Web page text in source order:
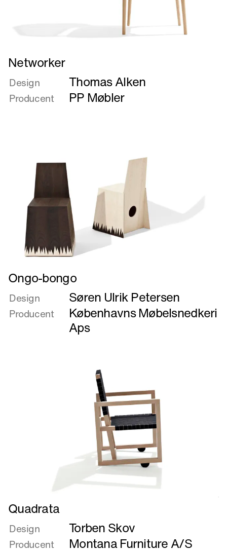
Læs
mere
om
Networker
Networker
Design Thomas Alken
Producent PP Møbler
Læs
mere
om
Ongo-
bongo
Ongo-bongo
Design Søren Ulrik Petersen
Producent
Københavns Møbelsnedkeri
Aps
Læs
mere
om
Quadrata
Quadrata
Design Torben Skov
Producent Montana Furniture A/S